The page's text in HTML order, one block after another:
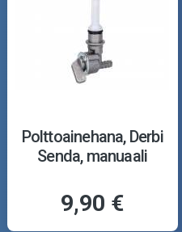
Polttoainehana, Derbi
Senda, manuaali
9,90 €